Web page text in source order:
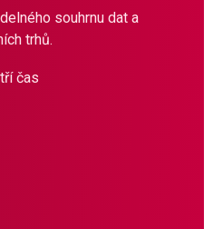
souhrnu dat a
trhů.
čas